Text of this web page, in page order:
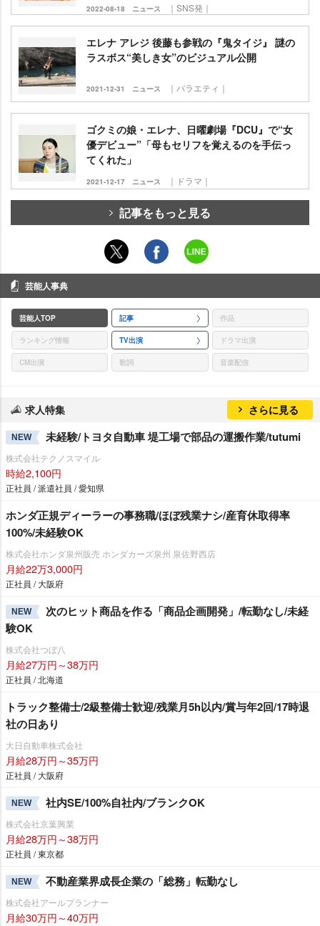
2022-08-18 ニュース ｜SNS発｜
エレナ アレジ 後藤も参戦の『鬼タイジ』 謎の
ラスボス“美しき女”のビジュアル公開
2021-12-31 ニュース ｜バラエティ｜
ゴクミの娘・エレナ、日曜劇場『DCU』で“女
優デビュー”「母もセリフを覚えるのを手伝っ
てくれた」
2021-12-17 ニュース ｜ドラマ｜
記事をもっと見る
芸能人事典
芸能人TOP 記事 作品
ランキング情報 TV出演 ドラマ出演
CM出演 歌詞 音楽配信
求人特集 さらに見る
NEW 未経験/トヨタ自動車 堤工場で部品の運搬作業/tutumi
株式会社テクノスマイル
時給2,100円
正社員 / 派遣社員 / 愛知県
ホンダ正規ディーラーの事務職/ほぼ残業ナシ/産育休取得率
100%/未経験OK
株式会社ホンダ泉州販売 ホンダカーズ泉州 泉佐野西店
月給22万3,000円
正社員 / 大阪府
NEW
次のヒット商品を作る「商品企画開発」/転勤なし/未経
験OK
株式会社つぼ八
月給27万円～38万円
正社員 / 北海道
トラック整備士/2級整備士歓迎/残業月5h以内/賞与年2回/17時退
社の日あり
大日自動車株式会社
月給28万円～35万円
正社員 / 大阪府
NEW 社内SE/100%自社内/ブランクOK
株式会社京葉興業
月給28万円～38万円
正社員 / 東京都
NEW 不動産業界成長企業の「総務」転勤なし
株式会社アールプランナー
月給30万円～40万円